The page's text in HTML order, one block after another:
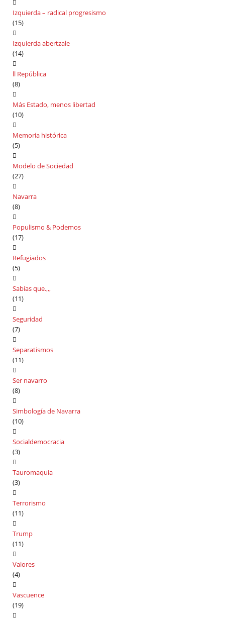
Izquierda – radical progresismo
(15)
Izquierda abertzale
(14)
ll República
(8)
Más Estado, menos libertad
(10)
Memoria histórica
(5)
Modelo de Sociedad
(27)
Navarra
(8)
Populismo & Podemos
(17)
Refugiados
(5)
Sabías que.,,,
(11)
Seguridad
(7)
Separatismos
(11)
Ser navarro
(8)
Simbología de Navarra
(10)
Socialdemocracia
(3)
Tauromaquia
(3)
Terrorismo
(11)
Trump
(11)
Valores
(4)
Vascuence
(19)